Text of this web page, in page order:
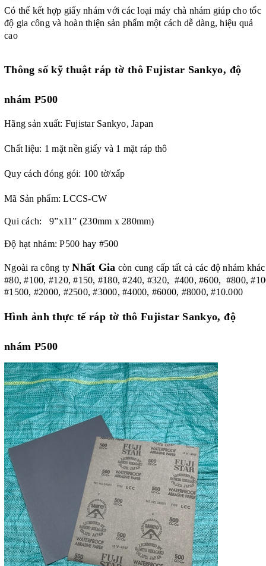
Có thể kết hợp giấy nhám với các loại máy chà nhám giúp cho tốc
độ gia công và hoàn thiện sản phẩm một cách dễ dàng, hiệu quả
cao
Thông số kỹ thuậtráp tờ thô Fujistar Sankyo, độ
nhám P500
Hãng sản xuất: Fujistar Sankyo, Japan
Chất liệu: 1 mặt nền giấy và 1 mặt ráp thô
Quy cách đóng gói: 100 tờ/xấp
Mã Sản phẩm:LCCS-CW
Qui cách: 9”x11” (230mm x 280mm)
Độ hạt nhám: P500 hay #500
Ngoài ra công tyNhất Gia còn cung cấp tất cả các độ nhám
#80, #100, #120, #150, #180, #240, #320, #400, #600, #800,
#1500, #2000, #2500, #3000, #4000, #6000, #8000, #10.000
Hình ảnh thực tếráp tờ thô Fujistar Sankyo, độ
nhám P500